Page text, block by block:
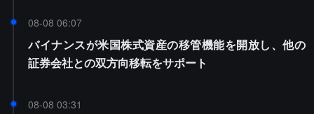
08-08 06:07
バイナンスが米国株式資産の移管機能を開放し、他の
証券会社との双方向移転をサポート
08-08 03:31